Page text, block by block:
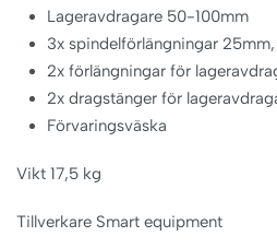
Lageravdragare 50-100mm
3x spindelförlängningar
2x förlängningar för
2x dragstänger för
Förvaringsväska
Vikt 17,5 kg
Tillverkare Smart equipment